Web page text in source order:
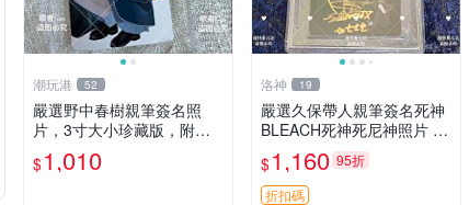
潮玩港 52
嚴選野中春樹親筆簽名照
片，3寸大小珍藏版，附原
裝卡磚。青春探偵迷必收！
青春時代、探案主題 現場簽
$1,010
洛神 19
嚴選久保帶人親筆簽名死神
BLEACH死神死尼神照片 3
寸 經典周邊 實拍 美圖 收藏
佳品 周邊 實物 簽名照
$1,160 95折
折扣碼